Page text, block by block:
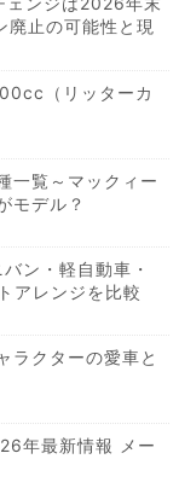
廃止の可能性と現
（リッターカ
一覧～マックィー
モデル？
ン・軽自動車・
アレンジを比較
ラクターの愛車と
年最新情報 メー